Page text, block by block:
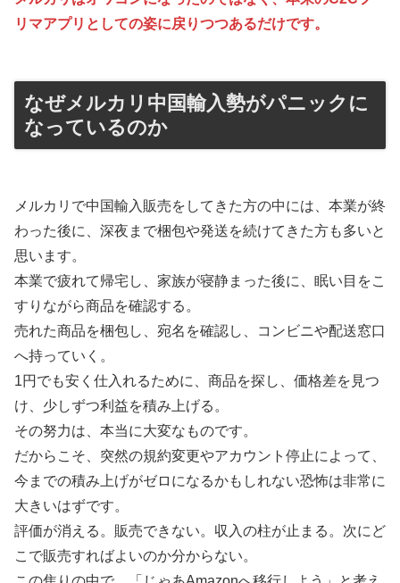
リマアプリとしての姿に戻りつつあるだけです。
なぜメルカリ中国輸入勢がパニックに
なっているのか
メルカリで中国輸入販売をしてきた方の中には、本業が終
わった後に、深夜まで梱包や発送を続けてきた方も多いと
思います。
本業で疲れて帰宅し、家族が寝静まった後に、眠い目をこ
すりながら商品を確認する。
売れた商品を梱包し、宛名を確認し、コンビニや配送窓口
へ持っていく。
1円でも安く仕入れるために、商品を探し、価格差を見つ
け、少しずつ利益を積み上げる。
その努力は、本当に大変なものです。
だからこそ、突然の規約変更やアカウント停止によって、
今までの積み上げがゼロになるかもしれない恐怖は非常に
大きいはずです。
評価が消える。販売できない。収入の柱が止まる。次にど
こで販売すればよいのか分からない。